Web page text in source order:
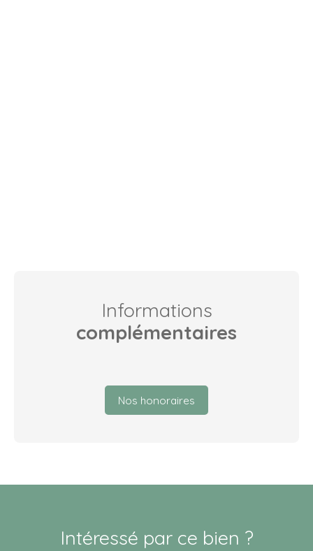
Informations
complémentaires
Nos honoraires
Intéressé par ce bien ?